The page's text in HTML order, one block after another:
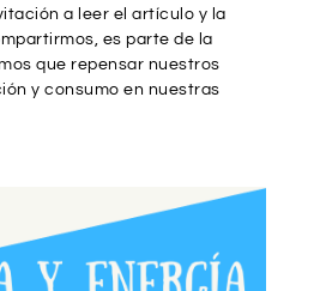
a leer el artículo y la
es parte de la
que repensar nuestros
y consumo en nuestras